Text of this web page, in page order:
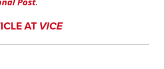
AT VICE